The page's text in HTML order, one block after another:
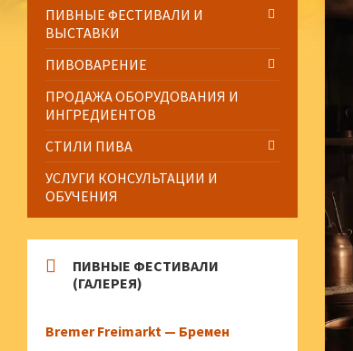
ПИВНЫЕ ФЕСТИВАЛИ И
ВЫСТАВКИ
ПИВОВАРЕНИЕ
ПРОДАЖА ОБОРУДОВАНИЯ И
ИНГРЕДИЕНТОВ
СТИЛИ ПИВА
УСЛУГИ КОНСУЛЬТАЦИИ И
ОБУЧЕНИЯ
ПИВНЫЕ ФЕСТИВАЛИ
(ГАЛЕРЕЯ)
Bremer Freimarkt — Бремен